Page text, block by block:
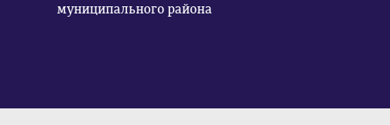
муниципального района